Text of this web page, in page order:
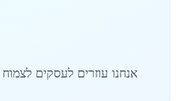
אנחנו עוזרים לעסקים